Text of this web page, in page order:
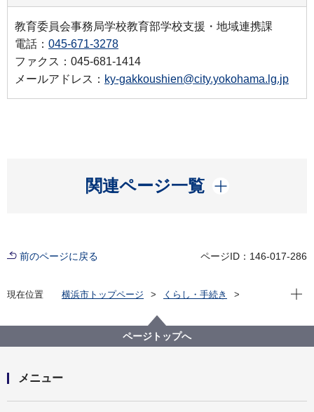
教育委員会事務局学校教育部学校支援・地域連携課
電話： 045-671-3278
ファクス：045-681-1414
メールアドレス： ky-gakkoushien@city.yokohama.lg.jp
関連ページ一覧
開く
前のページに戻る ページID：146-017-286
現在位置 横浜市トップページ
くらし・手続き
学校開放事業とは
現在
ページトップへ
メニュー